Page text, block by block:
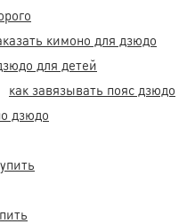
кимоно для дзюдо
для детей
как завязывать пояс дзюдо
дзюдо